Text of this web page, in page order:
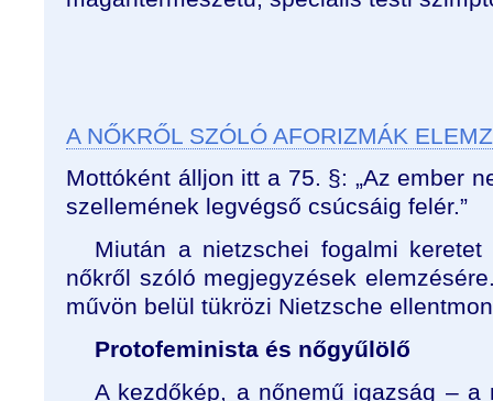
A NŐKRŐL SZÓLÓ AFORIZMÁK
Mottóként álljon itt a 75. §: „Az ember
szellemének legvégső csúcsáig felér.”
Miután a nietzschei fogalmi
nőkről szóló megjegyzések
művön belül tükrözi Nietzsche
Protofeminista és nőgyűlölő
A kezdőkép, a nőnemű igazság –